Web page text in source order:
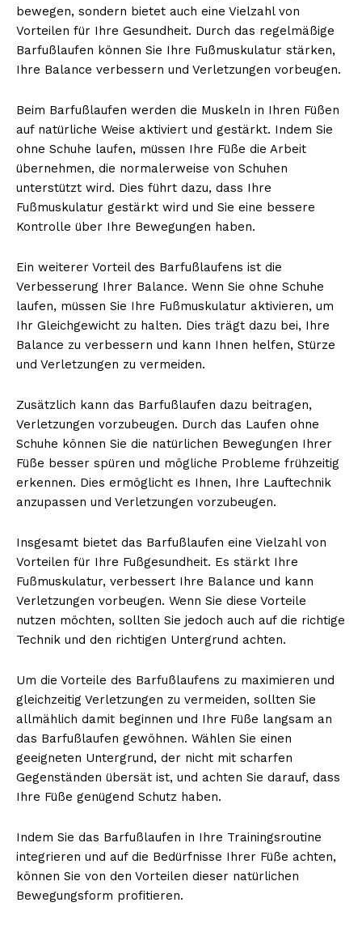
bewegen, sondern bietet auch eine Vielzahl von
Vorteilen für Ihre Gesundheit. Durch das regelmäßige
Barfußlaufen können Sie Ihre Fußmuskulatur stärken,
Ihre Balance verbessern und Verletzungen vorbeugen.
Beim Barfußlaufen werden die Muskeln in Ihren Füßen
auf natürliche Weise aktiviert und gestärkt. Indem Sie
ohne Schuhe laufen, müssen Ihre Füße die Arbeit
übernehmen, die normalerweise von Schuhen
unterstützt wird. Dies führt dazu, dass Ihre
Fußmuskulatur gestärkt wird und Sie eine bessere
Kontrolle über Ihre Bewegungen haben.
Ein weiterer Vorteil des Barfußlaufens ist die
Verbesserung Ihrer Balance. Wenn Sie ohne Schuhe
laufen, müssen Sie Ihre Fußmuskulatur aktivieren, um
Ihr Gleichgewicht zu halten. Dies trägt dazu bei, Ihre
Balance zu verbessern und kann Ihnen helfen, Stürze
und Verletzungen zu vermeiden.
Zusätzlich kann das Barfußlaufen dazu beitragen,
Verletzungen vorzubeugen. Durch das Laufen ohne
Schuhe können Sie die natürlichen Bewegungen Ihrer
Füße besser spüren und mögliche Probleme frühzeitig
erkennen. Dies ermöglicht es Ihnen, Ihre Lauftechnik
anzupassen und Verletzungen vorzubeugen.
Insgesamt bietet das Barfußlaufen eine Vielzahl von
Vorteilen für Ihre Fußgesundheit. Es stärkt Ihre
Fußmuskulatur, verbessert Ihre Balance und kann
Verletzungen vorbeugen. Wenn Sie diese Vorteile
nutzen möchten, sollten Sie jedoch auch auf die richtige
Technik und den richtigen Untergrund achten.
Um die Vorteile des Barfußlaufens zu maximieren und
gleichzeitig Verletzungen zu vermeiden, sollten Sie
allmählich damit beginnen und Ihre Füße langsam an
das Barfußlaufen gewöhnen. Wählen Sie einen
geeigneten Untergrund, der nicht mit scharfen
Gegenständen übersät ist, und achten Sie darauf, dass
Ihre Füße genügend Schutz haben.
Indem Sie das Barfußlaufen in Ihre Trainingsroutine
integrieren und auf die Bedürfnisse Ihrer Füße achten,
können Sie von den Vorteilen dieser natürlichen
Bewegungsform profitieren.